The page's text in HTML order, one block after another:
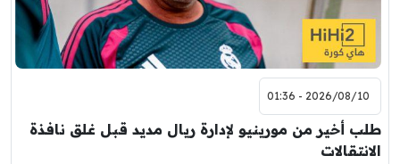
2026/08/10 - 01:36
طلب أخير من مورينيو لإدارة ريال مديد قبل غلق نافذة
الانتقالات